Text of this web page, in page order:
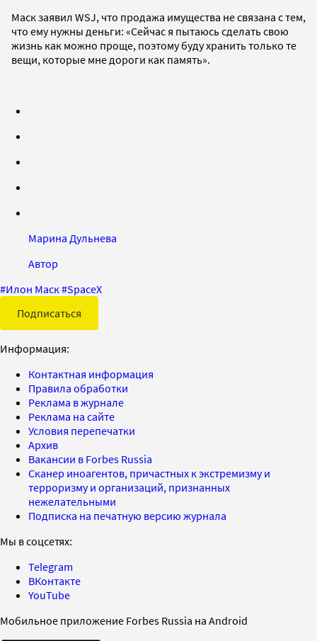
Маск заявил WSJ, что продажа имущества не связана с тем,
что ему нужны деньги: «Сейчас я пытаюсь сделать свою
жизнь как можно проще, поэтому буду хранить только те
вещи, которые мне дороги как память».
Марина Дульнева
Автор
#Илон Маск#SpaceX
Подписаться
Информация:
Контактная информация
Правила обработки
Реклама в журнале
Реклама на сайте
Условия перепечатки
Архив
Вакансии в Forbes Russia
Сканер иноагентов, причастных к экстремизму и
терроризму и организаций, признанных
нежелательными
Подписка на печатную версию журнала
Мы в соцсетях:
Telegram
ВКонтакте
YouTube
Мобильное приложение Forbes Russia на Android